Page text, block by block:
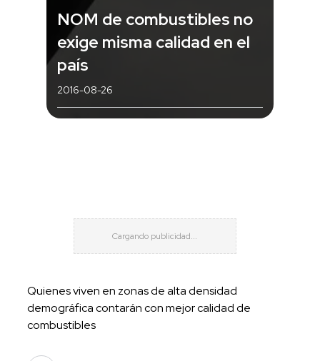
NOM de combustibles no
exige misma calidad en el
país
2016-08-26
Quienes viven en zonas de alta densidad
demográfica contarán con mejor calidad de
combustibles